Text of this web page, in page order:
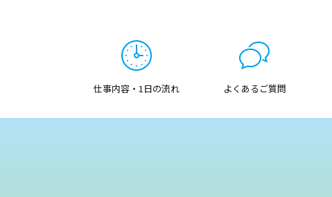
仕事内容・1日の流れ よくあるご質問